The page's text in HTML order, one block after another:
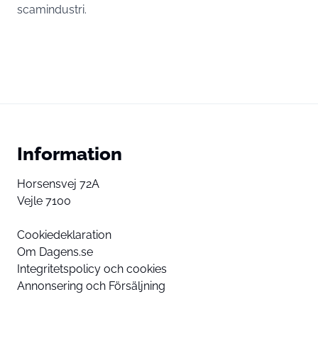
scamindustri.
Information
Horsensvej 72A
Vejle 7100
Cookiedeklaration
Om Dagens.se
Integritetspolicy och cookies
Annonsering och Försäljning